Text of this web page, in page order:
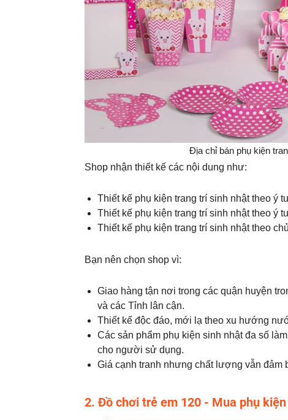
Địa chỉ bán phụ kiện
Shop nhận thiết kế các nội dung như:
Thiết kế phụ kiện trang trí sinh nhật theo ý
Thiết kế phụ kiện trang trí sinh nhật theo ý
Thiết kế phụ kiện trang trí sinh nhật theo
Bạn nên chọn shop vì:
Giao hàng tận nơi trong các quận huyện
và các Tỉnh lân cận.
Thiết kế độc đáo, mới lạ theo xu hướng
Các sản phẩm phụ kiện sinh nhật đa số
cho người sử dụng.
Giá cạnh tranh nhưng chất lượng vẫn đảm
2. Đồ chơi trẻ em 120 - Mua phụ